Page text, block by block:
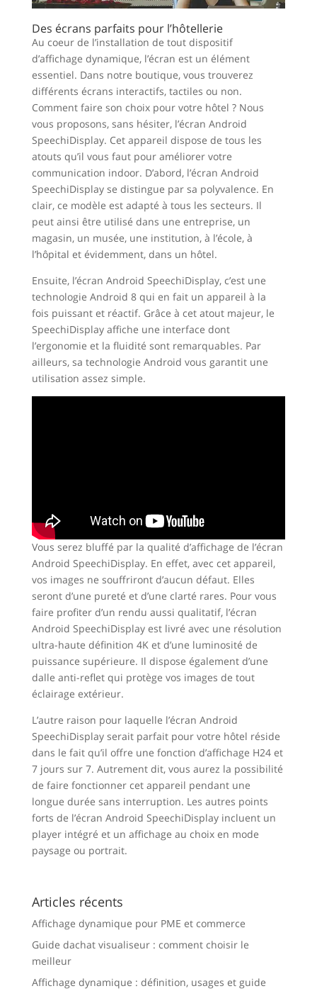
Des écrans parfaits pour l’hôtellerie
Au coeur de l’installation de tout dispositif
d’affichage dynamique, l’écran est un élément
essentiel. Dans notre boutique, vous trouverez
différents écrans interactifs, tactiles ou non.
Comment faire son choix pour votre hôtel ? Nous
vous proposons, sans hésiter, l’écran Android
SpeechiDisplay. Cet appareil dispose de tous les
atouts qu’il vous faut pour améliorer votre
communication indoor. D’abord, l’écran Android
SpeechiDisplay se distingue par sa polyvalence. En
clair, ce modèle est adapté à tous les secteurs. Il
peut ainsi être utilisé dans une entreprise, un
magasin, un musée, une institution, à l’école, à
l’hôpital et évidemment, dans un hôtel.
Ensuite, l’écran Android SpeechiDisplay, c’est une
technologie Android 8 qui en fait un appareil à la
fois puissant et réactif. Grâce à cet atout majeur, le
SpeechiDisplay affiche une interface dont
l’ergonomie et la fluidité sont remarquables. Par
ailleurs, sa technologie Android vous garantit une
utilisation assez simple.
Vous serez bluffé par la qualité d’affichage de l’écran
Android SpeechiDisplay. En effet, avec cet appareil,
vos images ne souffriront d’aucun défaut. Elles
seront d’une pureté et d’une clarté rares. Pour vous
faire profiter d’un rendu aussi qualitatif, l’écran
Android SpeechiDisplay est livré avec une résolution
ultra-haute définition 4K et d’une luminosité de
puissance supérieure. Il dispose également d’une
dalle anti-reflet qui protège vos images de tout
éclairage extérieur.
L’autre raison pour laquelle l’écran Android
SpeechiDisplay serait parfait pour votre hôtel réside
dans le fait qu’il offre une fonction d’affichage H24 et
7 jours sur 7. Autrement dit, vous aurez la possibilité
de faire fonctionner cet appareil pendant une
longue durée sans interruption. Les autres points
forts de l’écran Android SpeechiDisplay incluent un
player intégré et un affichage au choix en mode
paysage ou portrait.
Articles récents
Affichage dynamique pour PME et commerce
Guide dachat visualiseur : comment choisir le
meilleur
Affichage dynamique : définition, usages et guide